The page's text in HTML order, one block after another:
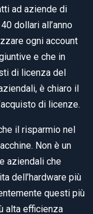
ad aziende di
dollari all’anno
ogni account
e che in
di licenza del
è chiaro il
di licenze.
il risparmio nel
Non è un
aziendali che
dell’hardware più
questi più
alta efficienza